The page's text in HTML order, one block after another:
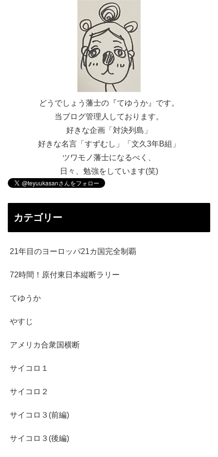
どうでしょう藩士の『てゆうか』です。
当ブログ管理人しております。
好きな企画「対決列島」
好きな名言「すずむし」「文久3年B組」
ツワモノ藩士になるべく、
日々、勉強をしています(笑)
カテゴリー
21年目のヨーロッパ21カ国完全制覇
72時間！原付東日本縦断ラリー
てゆうか
やすじ
アメリカ合衆国横断
サイコロ１
サイコロ２
サイコロ３(前編)
サイコロ３(後編)